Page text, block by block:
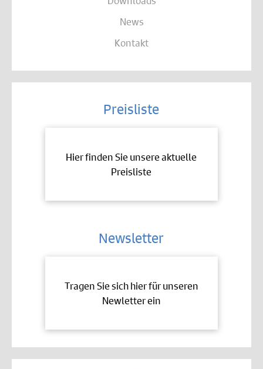
News
Kontakt
Preisliste
Hier finden Sie unsere aktuelle
Preisliste
Newsletter
Tragen Sie sich hier für unseren
Newletter ein